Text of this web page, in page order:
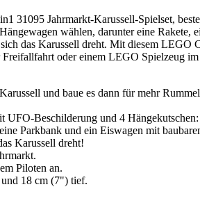
31095 Jahrmarkt-Karussell-Spielset,
wählen, darunter eine Rakete,
das Karussell dreht. Mit diesem LEGO
oder einem LEGO Spielzeug
und baue es dann für mehr
Beschilderung und 4
Parkbank und ein Eiswagen mit
Karussell dreht!
Piloten an.
18 cm (7") tief.